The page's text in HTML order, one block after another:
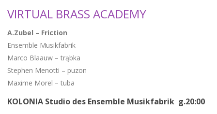
VIRTUAL BRASS ACADEMY
A.Zubel – Friction
Ensemble Musikfabrik
Marco Blaauw – trąbka
Stephen Menotti – puzon
Maxime Morel – tuba
KOLONIA Studio des Ensemble Musikfabrik g.20:00